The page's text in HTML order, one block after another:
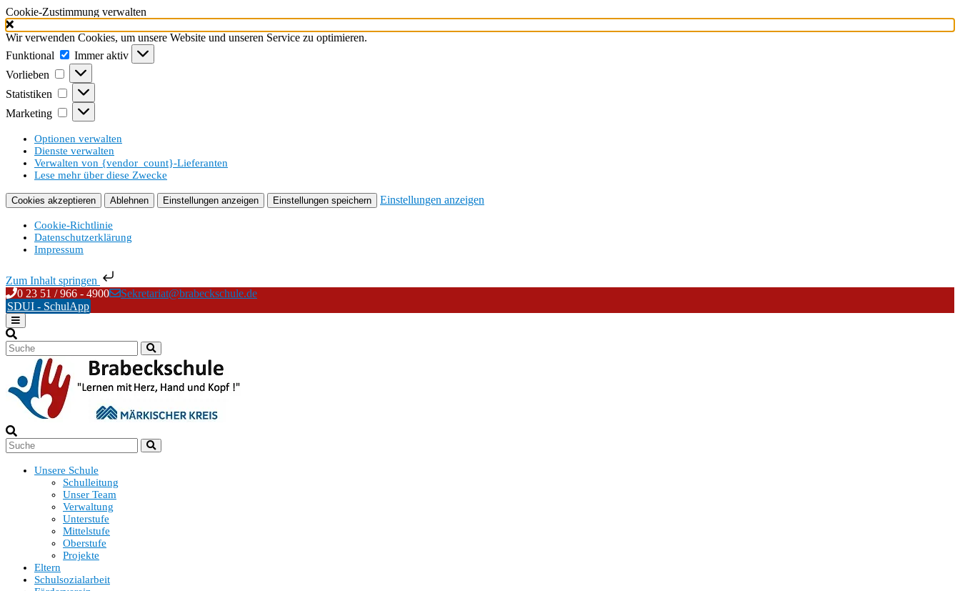
Cookie-Zustimmung verwalten
Wir verwenden Cookies, um unsere Website und unseren Service zu optimieren.
Funktional
Funktional
Immer aktiv
Vorlieben
Vorlieben
Statistiken Statistiken
Marketing Marketing
Optionen verwalten
Dienste verwalten
Verwalten von {vendor_count}-Lieferanten
Lese mehr über diese Zwecke
Cookies akzeptieren Ablehnen Einstellungen anzeigen Einstellungen speichern Einstellungen anzeigen
Cookie-Richtlinie
Datenschutzerklärung
Impressum
Zum Inhalt springen
Skip
to
content
0 23 51 / 966 - 4900
Sekretariat@brabeckschule.de
SDUI - SchulApp
Unsere Schule
Schulleitung
Unser Team
Verwaltung
Unterstufe
Mittelstufe
Oberstufe
Projekte
Eltern
Schulsozialarbeit